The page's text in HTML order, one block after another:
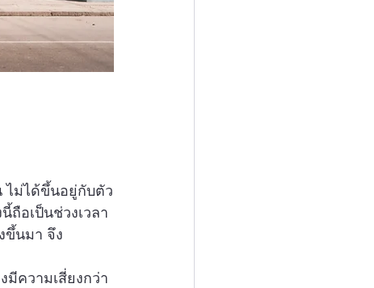
ไม่ได้ขึ้นอยู่กับตัว
อเป็นช่วงเวลา
ขึ้นมา จึง
มีความเสี่ยงกว่า